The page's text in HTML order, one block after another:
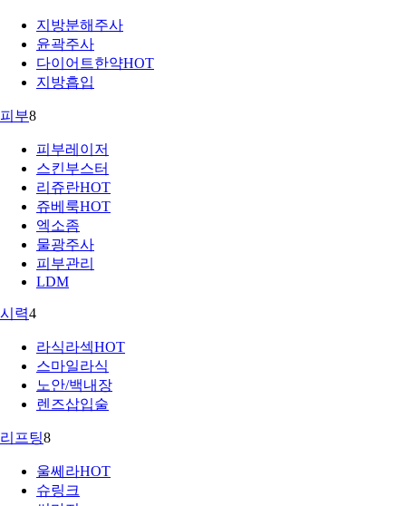
지방분해주사
윤곽주사
다이어트한약HOT
지방흡입
피부8
피부레이저
스킨부스터
리쥬란HOT
쥬베룩HOT
엑소좀
물광주사
피부관리
LDM
시력4
라식라섹HOT
스마일라식
노안/백내장
렌즈삽입술
리프팅8
울쎄라HOT
슈링크